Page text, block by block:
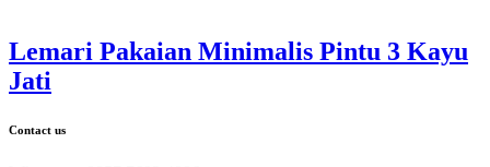
Lemari Pakaian Minimalis Pintu 3 Kayu
Jati
Contact us